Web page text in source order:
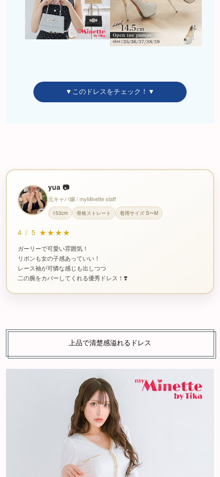
▼このドレスをチェック！▼
yua 📷
元キャバ嬢 / myMinette staff
153cm 骨格ストレート 着用サイズ S〜M
4 / 5 ★★★★
ガーリーで可愛い雰囲気！
リボンも女の子感あっていい！
レース袖が可憐な感じも出しつつ
二の腕をカバーしてくれる優秀ドレス！❣️
上品で清楚感溢れるドレス